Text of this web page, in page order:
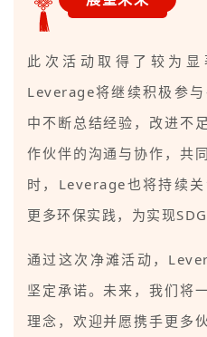
此次活动取得了较为显
Leverage将继续积极参
中不断总结经验，改进不
作伙伴的沟通与协作，共
时，Leverage也将持续
更多环保实践，为实现
通过这次净滩活动，
坚定承诺。未来，我们将
理念，欢迎并愿携手更多